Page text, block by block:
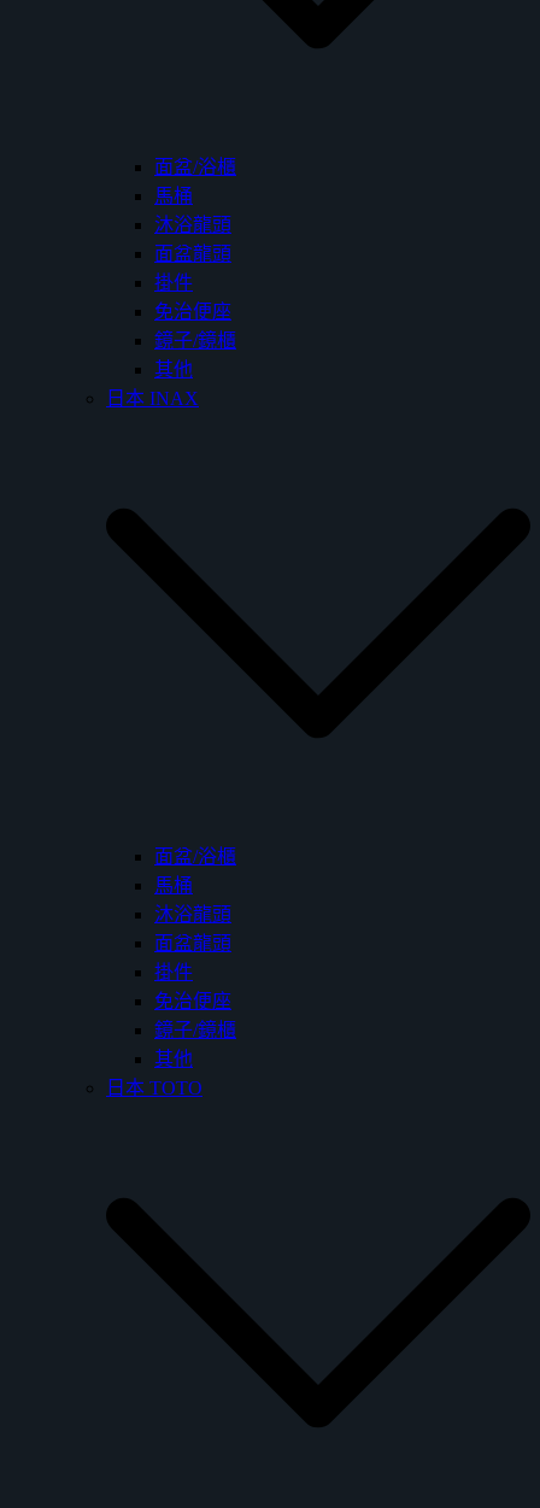
面盆/浴櫃
馬桶
沐浴龍頭
面盆龍頭
掛件
免治便座
鏡子/鏡櫃
其他
日本 INAX
面盆/浴櫃
馬桶
沐浴龍頭
面盆龍頭
掛件
免治便座
鏡子/鏡櫃
其他
日本 TOTO